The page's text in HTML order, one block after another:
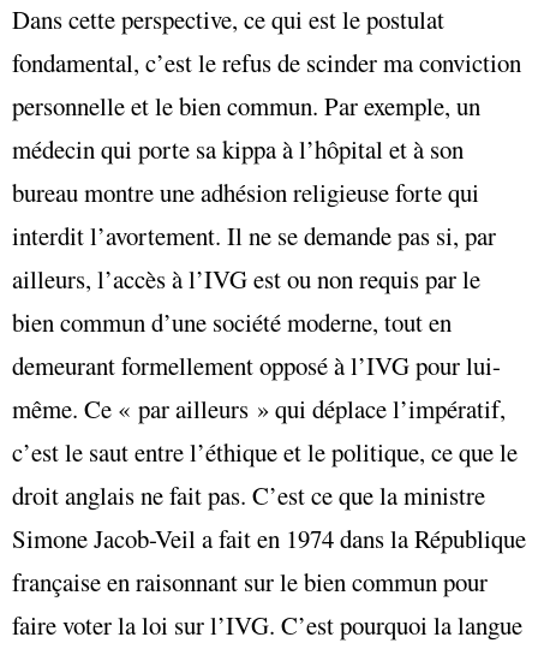
Dans cette perspective, ce qui est le postulat
fondamental, c’est le refus de scinder ma conviction
personnelle et le bien commun. Par exemple, un
médecin qui porte sa kippa à l’hôpital et à son
bureau montre une adhésion religieuse forte qui
interdit l’avortement. Il ne se demande pas si, par
ailleurs, l’accès à l’IVG est ou non requis par le
bien commun d’une société moderne, tout en
demeurant formellement opposé à l’IVG pour lui-
même. Ce « par ailleurs » qui déplace l’impératif,
c’est le saut entre l’éthique et le politique, ce que le
droit anglais ne fait pas. C’est ce que la ministre
Simone Jacob-Veil a fait en 1974 dans la République
française en raisonnant sur le bien commun pour
faire voter la loi sur l’IVG. C’est pourquoi la langue